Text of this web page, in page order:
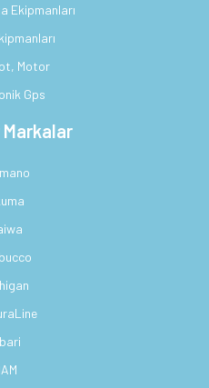
Ekipmanları
Motor
Gps